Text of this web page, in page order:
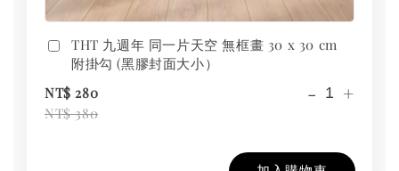
THT 九週年 同一片天空 無框畫 30 x 30 cm
附掛勾 (黑膠封面大小）
NT$ 280
NT$ 380
- +